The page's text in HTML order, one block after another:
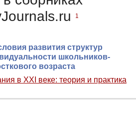
1
развития структур
школьников-
возраста
в XXI веке: теория и практика